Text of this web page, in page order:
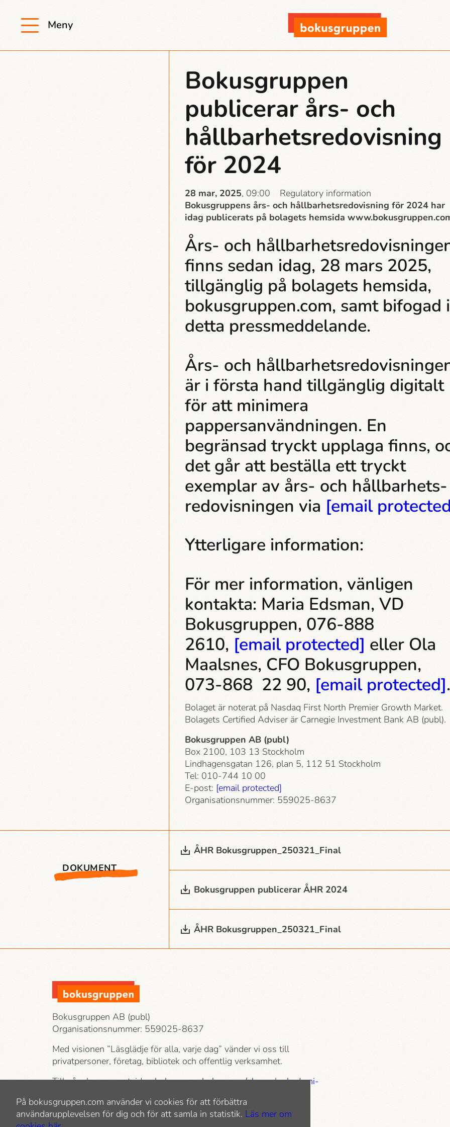
Meny
Bokusgruppen
publicerar års- och
hållbarhets­­redovisning
för 2024
28 mar, 2025, 09:00
Regulatory information
Bokusgruppens års- och hållbarhets­­redovisning för 2024 har
idag publicerats på bolagets hemsida
Års- och
finns sedan idag, 28 mars 2025,
tillgänglig på bolagets hemsida,
bokusgruppen.com, samt bifogad i
detta press­­meddelande.
Års- och
är i första hand tillgänglig digitalt
för att minimera
pappersanvändningen. En
begränsad tryckt upplaga finns,
det går att beställa ett tryckt
exemplar av års- och hållbarhets­
redovisningen via [email
Ytterligare information:
För mer information, vänligen
kontakta: Maria Edsman, VD
Bokusgruppen, 076-888
2610, [email protected] eller Ola
Maalsnes, CFO Bokusgruppen,
073-868 22 90, [email protected].
Bolaget är noterat på Nasdaq First North Premier Growth Market.
Bolagets Certified Adviser är Carnegie Investment Bank AB (publ).
Bokusgruppen AB (publ)
Box 2100, 103 13 Stockholm
Lindhagensgatan 126, plan 5, 112 51 Stockholm
Tel: 010-744 10 00
E-post: [email protected]
Organisationsnummer: 559025-8637
DOKUMENT
ÅHR Bokusgruppen_250321_Final
Bokusgruppen publicerar ÅHR 2024
ÅHR Bokusgruppen_250321_Final
Bokusgruppen AB (publ)
Organisationsnummer: 559025-8637
Med visionen ”Läsglädje för alla, varje dag” vänder vi oss till
privatpersoner, företag, bibliotek och offentlig verksamhet.
Till våra konsumentsidor:bokus.com,bokus.com/playochakademi­
På bokusgruppen.com använder vi cookies för att förbättra
användarupplevelsen för dig och för att samla in statistik. Läs mer om